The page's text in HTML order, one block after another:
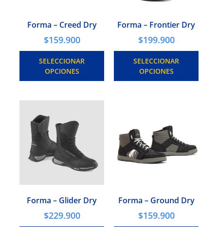
Forma – Creed Dry
$159.900
SELECCIONAR
OPCIONES
Forma – Frontier Dry
$199.900
SELECCIONAR
OPCIONES
Forma – Glider Dry
$229.900
Forma – Ground Dry
$159.900